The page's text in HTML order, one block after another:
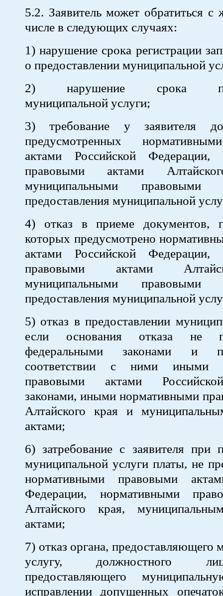
5.2. Заявитель может обратиться
числе в следующих случаях:
1) нарушение срока регистрации
о предоставлении муниципальной
2) нарушение срока
муниципальной услуги;
3) требование у заявителя
предусмотренных
актами Российской Федерации,
правовыми актами
муниципальными
предоставления муниципальной
4) отказ в приеме документов,
которых предусмотрено
актами Российской Федерации,
правовыми актами
муниципальными
предоставления муниципальной
5) отказ в предоставлении
если основания отказа не
федеральными законами и
соответствии с ними иными
правовыми актами
законами, иными нормативными
Алтайского края и
актами;
6) затребование с заявителя при
муниципальной услуги платы, не
нормативными правовыми
Федерации, нормативными
Алтайского края,
актами;
7) отказ органа, предоставляющего
услугу, должностного
предоставляющего
исправлении допущенных